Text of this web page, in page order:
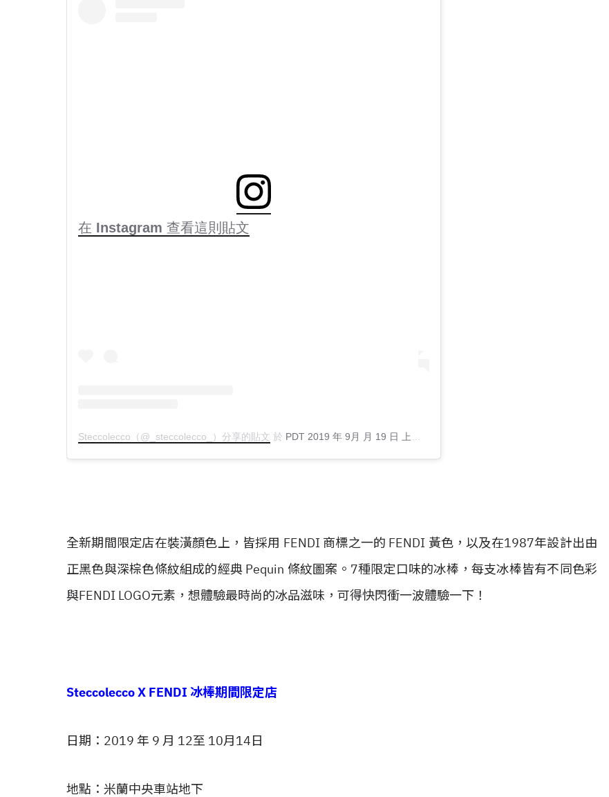
在 Instagram 查看這則貼文
Steccolecco（@_steccolecco_）分享的貼文 於 PDT 2019 年 9月 月 19 日 上午 5:49
全新期間限定店在裝潢顏色上，皆採用 FENDI 商標之一的 FENDI 黃色，以及在1987年設計出由
正黑色與深棕色條紋組成的經典 Pequin 條紋圖案。7種限定口味的冰棒，每支冰棒皆有不同色彩
與FENDI LOGO元素，想體驗最時尚的冰品滋味，可得快閃衝一波體驗一下！
Steccolecco X FENDI 冰棒期間限定店
日期：2019 年 9 月 12至 10月14日
地點：米蘭中央車站地下